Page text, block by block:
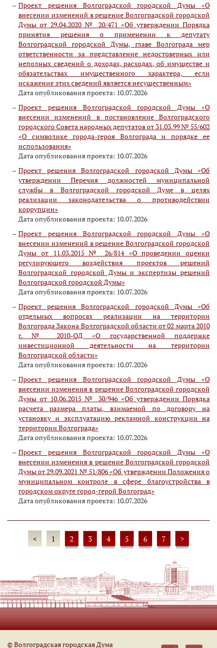
Проект решения Волгоградской городской Думы «О
внесении изменений в решение Волгоградской городской
Думы от 29.04.2020 № 20/471 «Об утверждении Порядка
принятия решения о применении к депутату
Волгоградской городской Думы, главе Волгограда мер
ответственности за представление недостоверных или
неполных сведений о доходах, расходах, об имуществе и
обязательствах имущественного характера, если
искажение этих сведений является несущественным»
Дата опубликования проекта: 10.07.2026
Проект решения Волгоградской городской Думы «О
внесении изменений в постановление Волгоградского
городского Совета народных депутатов от 31.03.99 № 55/602
«О символике города-героя Волгограда и порядке ее
использования»
Дата опубликования проекта: 10.07.2026
Проект решения Волгоградской городской Думы «Об
утверждении Перечня должностей муниципальной
службы в Волгоградской городской Думе в целях
реализации законодательства о противодействии
коррупции»
Дата опубликования проекта: 10.07.2026
Проект решения Волгоградской городской Думы «О
внесении изменений в решение Волгоградской городской
Думы от 11.03.2015 № 26/814 «О проведении оценки
регулирующего воздействия проектов решений
Волгоградской городской Думы и экспертизы решений
Волгоградской городской Думы»
Дата опубликования проекта: 10.07.2026
Проект решения Волгоградской городской Думы «Об
отдельных вопросах реализации на территории
Волгограда Закона Волгоградской области от 02 марта 2010
г. № 2010-ОД «О государственной поддержке
инвестиционной деятельности на территории
Волгоградской области»
Дата опубликования проекта: 10.07.2026
Проект решения Волгоградской городской Думы «О
внесении изменения в решение Волгоградской городской
Думы от 10.06.2015 № 30/946 «Об утверждении Порядка
расчета размера платы, взимаемой по договору на
установку и эксплуатацию рекламной конструкции на
территории Волгограда»
Дата опубликования проекта: 10.07.2026
Проект решения Волгоградской городской Думы «О
внесении изменения в решение Волгоградской городской
Думы от 29.09.2021 № 51/806 «Об утверждении Положения о
муниципальном контроле в сфере благоустройства в
городском округе город-герой Волгоград»
Дата опубликования проекта: 10.07.2026
< 1 2 3 4 5 6 7 >
© Волгоградская городская Дума